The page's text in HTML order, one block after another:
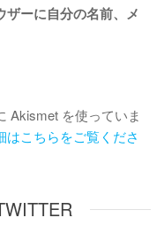
ーに自分の名前、メ
Akismet を使っていま
はこちらをご覧くださ